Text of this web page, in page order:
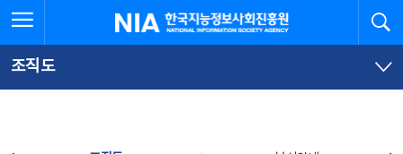
문
로
가
체
뉴
바
가
한국지능정보사회진흥원
조직도